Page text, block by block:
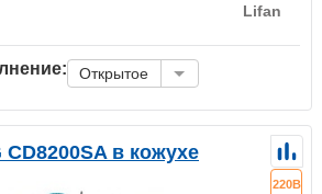
Lifan
Открытое
CD8200SA в кожухе
220В